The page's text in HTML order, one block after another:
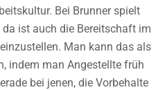
Bei Brunner spielt
ist auch die Bereitschaft im
Man kann das als
indem man Angestellte früh
bei jenen, die Vorbehalte